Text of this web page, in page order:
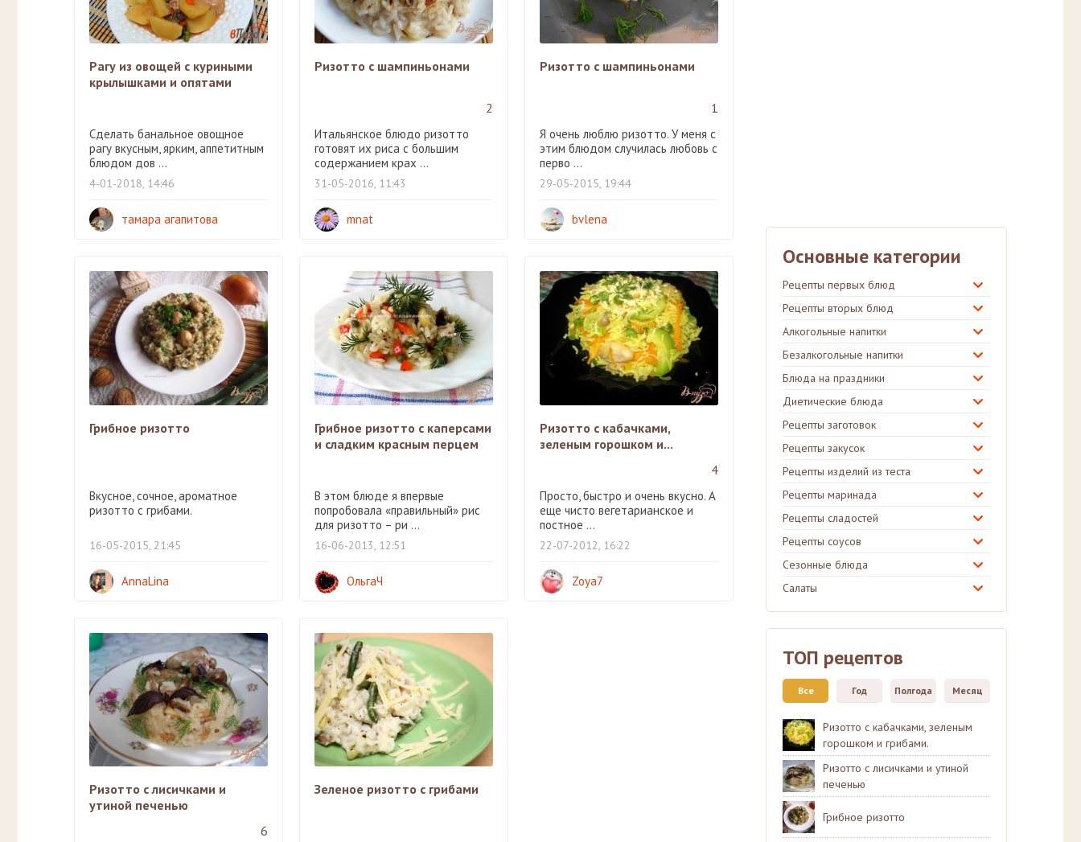
Рагу из овощей с куриными
крылышками и опятами
Сделать банальное овощное
рагу вкусным, ярким, аппетитным
блюдом дов ...
4-01-2018, 14:46
тамара агапитова
Ризотто с шампиньонами
2
Итальянское блюдо ризотто
готовят их риса с большим
содержанием крах ...
31-05-2016, 11:43
mnat
Ризотто с шампиньонами
1
Я очень люблю ризотто. У меня с
этим блюдом случилась любовь с
перво ...
29-05-2015, 19:44
bvlena
Грибное ризотто
Вкусное, сочное, ароматное
ризотто с грибами.
16-05-2015, 21:45
AnnaLina
Грибное ризотто с каперсами
и сладким красным перцем
В этом блюде я впервые
попробовала «правильный» рис
для ризотто – ри ...
16-06-2013, 12:51
ОльгаЧ
Ризотто с кабачками,
зеленым горошком и...
4
Просто, быстро и очень вкусно. А
еще чисто вегетарианское и
постное ...
22-07-2012, 16:22
Zoya7
Ризотто с лисичками и
утиной печенью
6
Зеленое ризотто с грибами
Основные категории
Рецепты первых блюд
Рецепты вторых блюд
Алкогольные напитки
Безалкогольные напитки
Блюда на праздники
Диетические блюда
Рецепты заготовок
Рецепты закусок
Рецепты изделий из теста
Рецепты маринада
Рецепты сладостей
Рецепты соусов
Сезонные блюда
Салаты
ТОП рецептов
Все Год Полгода Месяц
Ризотто с кабачками, зеленым
горошком и грибами.
Ризотто с лисичками и утиной
печенью
Грибное ризотто